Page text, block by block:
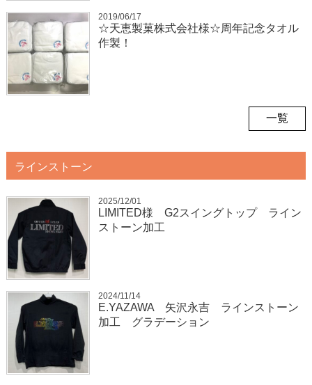
2019/06/17
☆天恵製菓株式会社様☆周年記念タオル
作製！
一覧
ラインストーン
2025/12/01
LIMITED様 G2スイングトップ ライン
ストーン加工
2024/11/14
E.YAZAWA 矢沢永吉 ラインストーン
加工 グラデーション